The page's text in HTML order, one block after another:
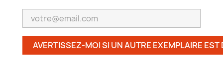
AVERTISSEZ-MOI SI UN AUTRE EXEMPLAIRE EST